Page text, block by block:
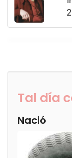
Tal día
Nació